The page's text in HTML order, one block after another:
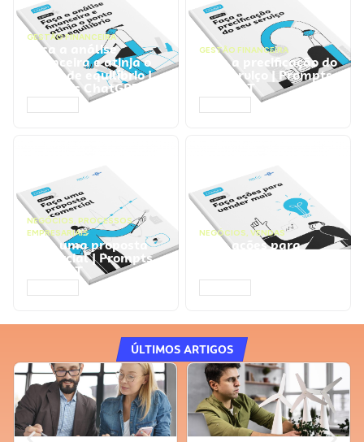
GESTÃO FINANCEIRA
Faça a análise
financeira e atinja o
ponto de equilíbrio |
Prompts ChatGPT
GESTÃO FINANCEIRA
Faça a precificação do
seu serviço | Prompts
ChatGPT
NEGÓCIOS, PROCESSOS
EMPRESARIAIS
Faça uma proposta
comercial | Prompts
ChatGPT
NEGÓCIOS, VENDAS
Faça ações para
ÚLTIMOS ARTIGOS